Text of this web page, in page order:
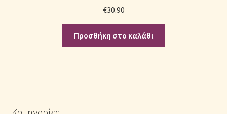
€30.90
Προσθήκη στο καλάθι